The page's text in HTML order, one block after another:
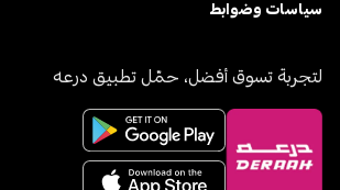
سياسات وضوابط
لتجربة تسوق أفضل، حمّل تطبيق درعه